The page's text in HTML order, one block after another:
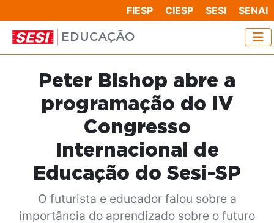
FIESP CIESP SESI SENAI
EDUCAÇÃO
Peter Bishop abre a
programação do IV
Congresso
Internacional de
Educação do Sesi-SP
O futurista e educador falou sobre a
importância do aprendizado sobre o futuro